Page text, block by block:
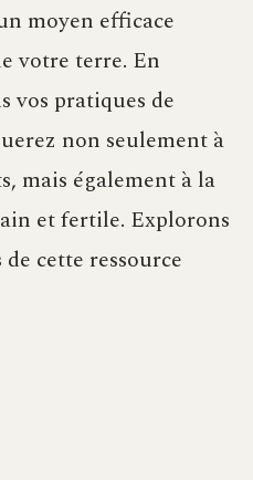
moyen efficace
votre terre. En
vos pratiques de
non seulement à
mais également à la
et fertile. Explorons
cette ressource